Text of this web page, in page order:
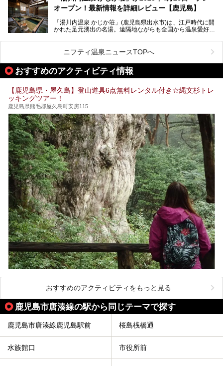
抜群！ 多くの常連客やファンでいつも賑わっています。し
かし建物の老朽化に伴い、2026年2月28日24時をもって休
は約2年後を予定しています。
オープン！最新情報を詳細レビュー【鹿児島】
「湯川内温泉 かじか荘」(鹿児島県出水市)は、江戸時代に開
かれた足元湧出の名湯。遠隔地ながらも全国から温泉愛好家
いえる存在です。2023年にいったん閉館しましたが、その
後経営が変わり、復旧作業を実施。2025年4月26日に日帰
り入浴施設としてプレオープンしました。
乗り込みましたが、今回もオープン前日から初日にかけて現
地訪問。リニューアルした浴室・最新情報を中心に、以前と
の相違点や注意事項などを詳細レビューします。
ニフティ温泉ニュースTOPへ
おすすめのアクティビティ情報
【鹿児島県・屋久島】登山道具6点無料レンタル付き☆縄文杉トレ
ッキングツアー！
鹿児島県熊毛郡屋久島町安房115
おすすめのアクティビティをもっと見る
鹿児島市唐湊線の駅から同じテーマで探す
鹿児島市唐湊線鹿児島駅前 桜島桟橋通
水族館口 市役所前